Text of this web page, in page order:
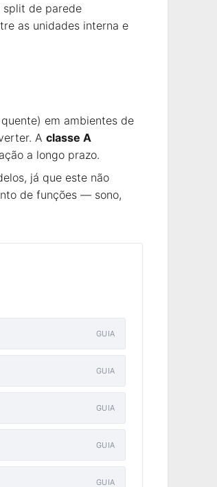
split de parede
as unidades interna e
em ambientes de
A classe A
a longo prazo.
já que este não
de funções — sono,
GUIA
GUIA
GUIA
GUIA
GUIA